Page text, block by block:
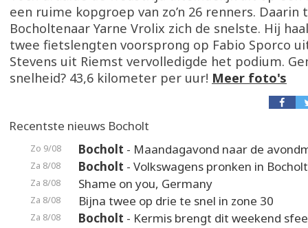
een ruime kopgroep van zo’n 26 renners. Daarin
Bocholtenaar Yarne Vrolix zich de snelste. Hij
twee fietslengten voorsprong op Fabio Sporco
Stevens uit Riemst vervolledigde het podium.
snelheid? 43,6 kilometer per uur! Meer foto's
Recentste nieuws Bocholt
Zo 9/08 Bocholt - Maandagavond naar de
Za 8/08 Bocholt - Volkswagens pronken in Bocholt
Za 8/08 Shame on you, Germany
Za 8/08 Bijna twee op drie te snel in zone 30
Za 8/08 Bocholt - Kermis brengt dit weekend